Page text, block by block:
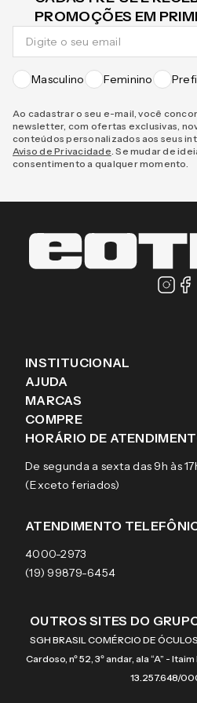
PROMOÇÕES EM
Masculino Feminino
Ao cadastrar o seu e-mail, você
newsletter, com ofertas exclusivas,
conteúdos personalizados aos seus
Aviso de Privacidade . Se mudar de
consentimento a qualquer momento.
INSTITUCIONAL
Sobre a eÓtica
Aviso de privacidade
Termos e condições de uso
AJUDA
Trocas e Devoluções
Pagamentos
Garantias
MARCAS
Ray-Ban
Tecnol
Arnette
Burberry
COMPRE
Óculos de sol
Lentes de contato
HORÁRIO DE
De segunda a sexta das 9h às
(Exceto feriados)
ATENDIMENTO
4000-2973
(19) 99879-6454
OUTROS SITES DO
SGH BRASIL COMÉRCIO DE
Cardoso, nº 52, 3º andar, ala “A” -
13.257.648/